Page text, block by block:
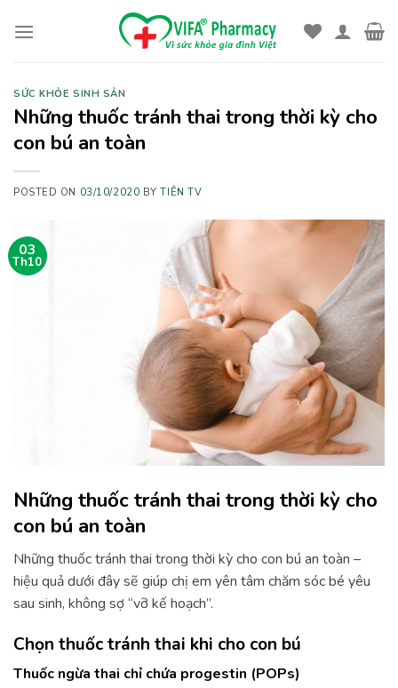
SỨC KHỎE SINH SẢN
Những thuốc tránh thai trong thời kỳ cho
con bú an toàn
POSTED ON 03/10/2020 BYTIÊN TV
03
Th10
Những thuốc tránh thai trong thời kỳ cho
con bú an toàn
Những thuốc tránh thai trong thời kỳ cho con bú an toàn –
hiệu quả dưới đây sẽ giúp chị em yên tâm chăm sóc bé yêu
sau sinh, không sợ “vỡ kế hoạch”.
Chọn thuốc tránh thai khi cho con bú
Thuốc ngừa thai chỉ chứa progestin (POPs)